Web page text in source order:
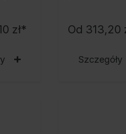
zł* Od 313,20
Szczegóły